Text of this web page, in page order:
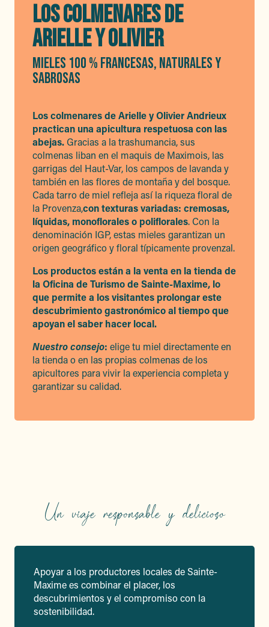
LOS COLMENARES DE
ARIELLE Y OLIVIER
MIELES 100 % FRANCESAS, NATURALES Y
SABROSAS
Los colmenares de Arielle y Olivier Andrieux
practican una apicultura respetuosa con las
abejas.Gracias a la trashumancia, sus
colmenas liban en el maquis de Maximois, las
garrigas del Haut-Var, los campos de lavanda y
también en las flores de montaña y del bosque.
Cada tarro de miel refleja así la riqueza floral de
la Provenza,con texturas variadas: cremosas,
líquidas, monoflorales o poliflorales. Con la
denominación IGP, estas mieles garantizan un
origen geográfico y floral típicamente provenzal.
Los productos están a la venta en la tienda de
la Oficina de Turismo de Sainte-Maxime, lo
que permite a los visitantes prolongar este
descubrimiento gastronómico al tiempo que
apoyan el saber hacer local.
Nuestro consejo: elige tu miel directamente en
la tienda o en las propias colmenas de los
apicultores para vivir la experiencia completa y
garantizar su calidad.
Un viaje responsable y delicioso
Apoyar a los productores locales de Sainte-
Maxime es combinar el placer, los
descubrimientos y el compromiso con la
sostenibilidad.